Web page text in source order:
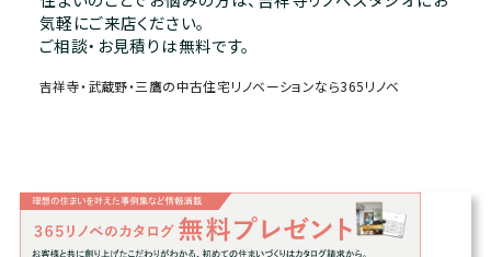
気軽にご来店ください。
ご相談・お見積りは無料です。
吉祥寺・武蔵野・三鷹の中古住宅リノベーションなら365リノベ